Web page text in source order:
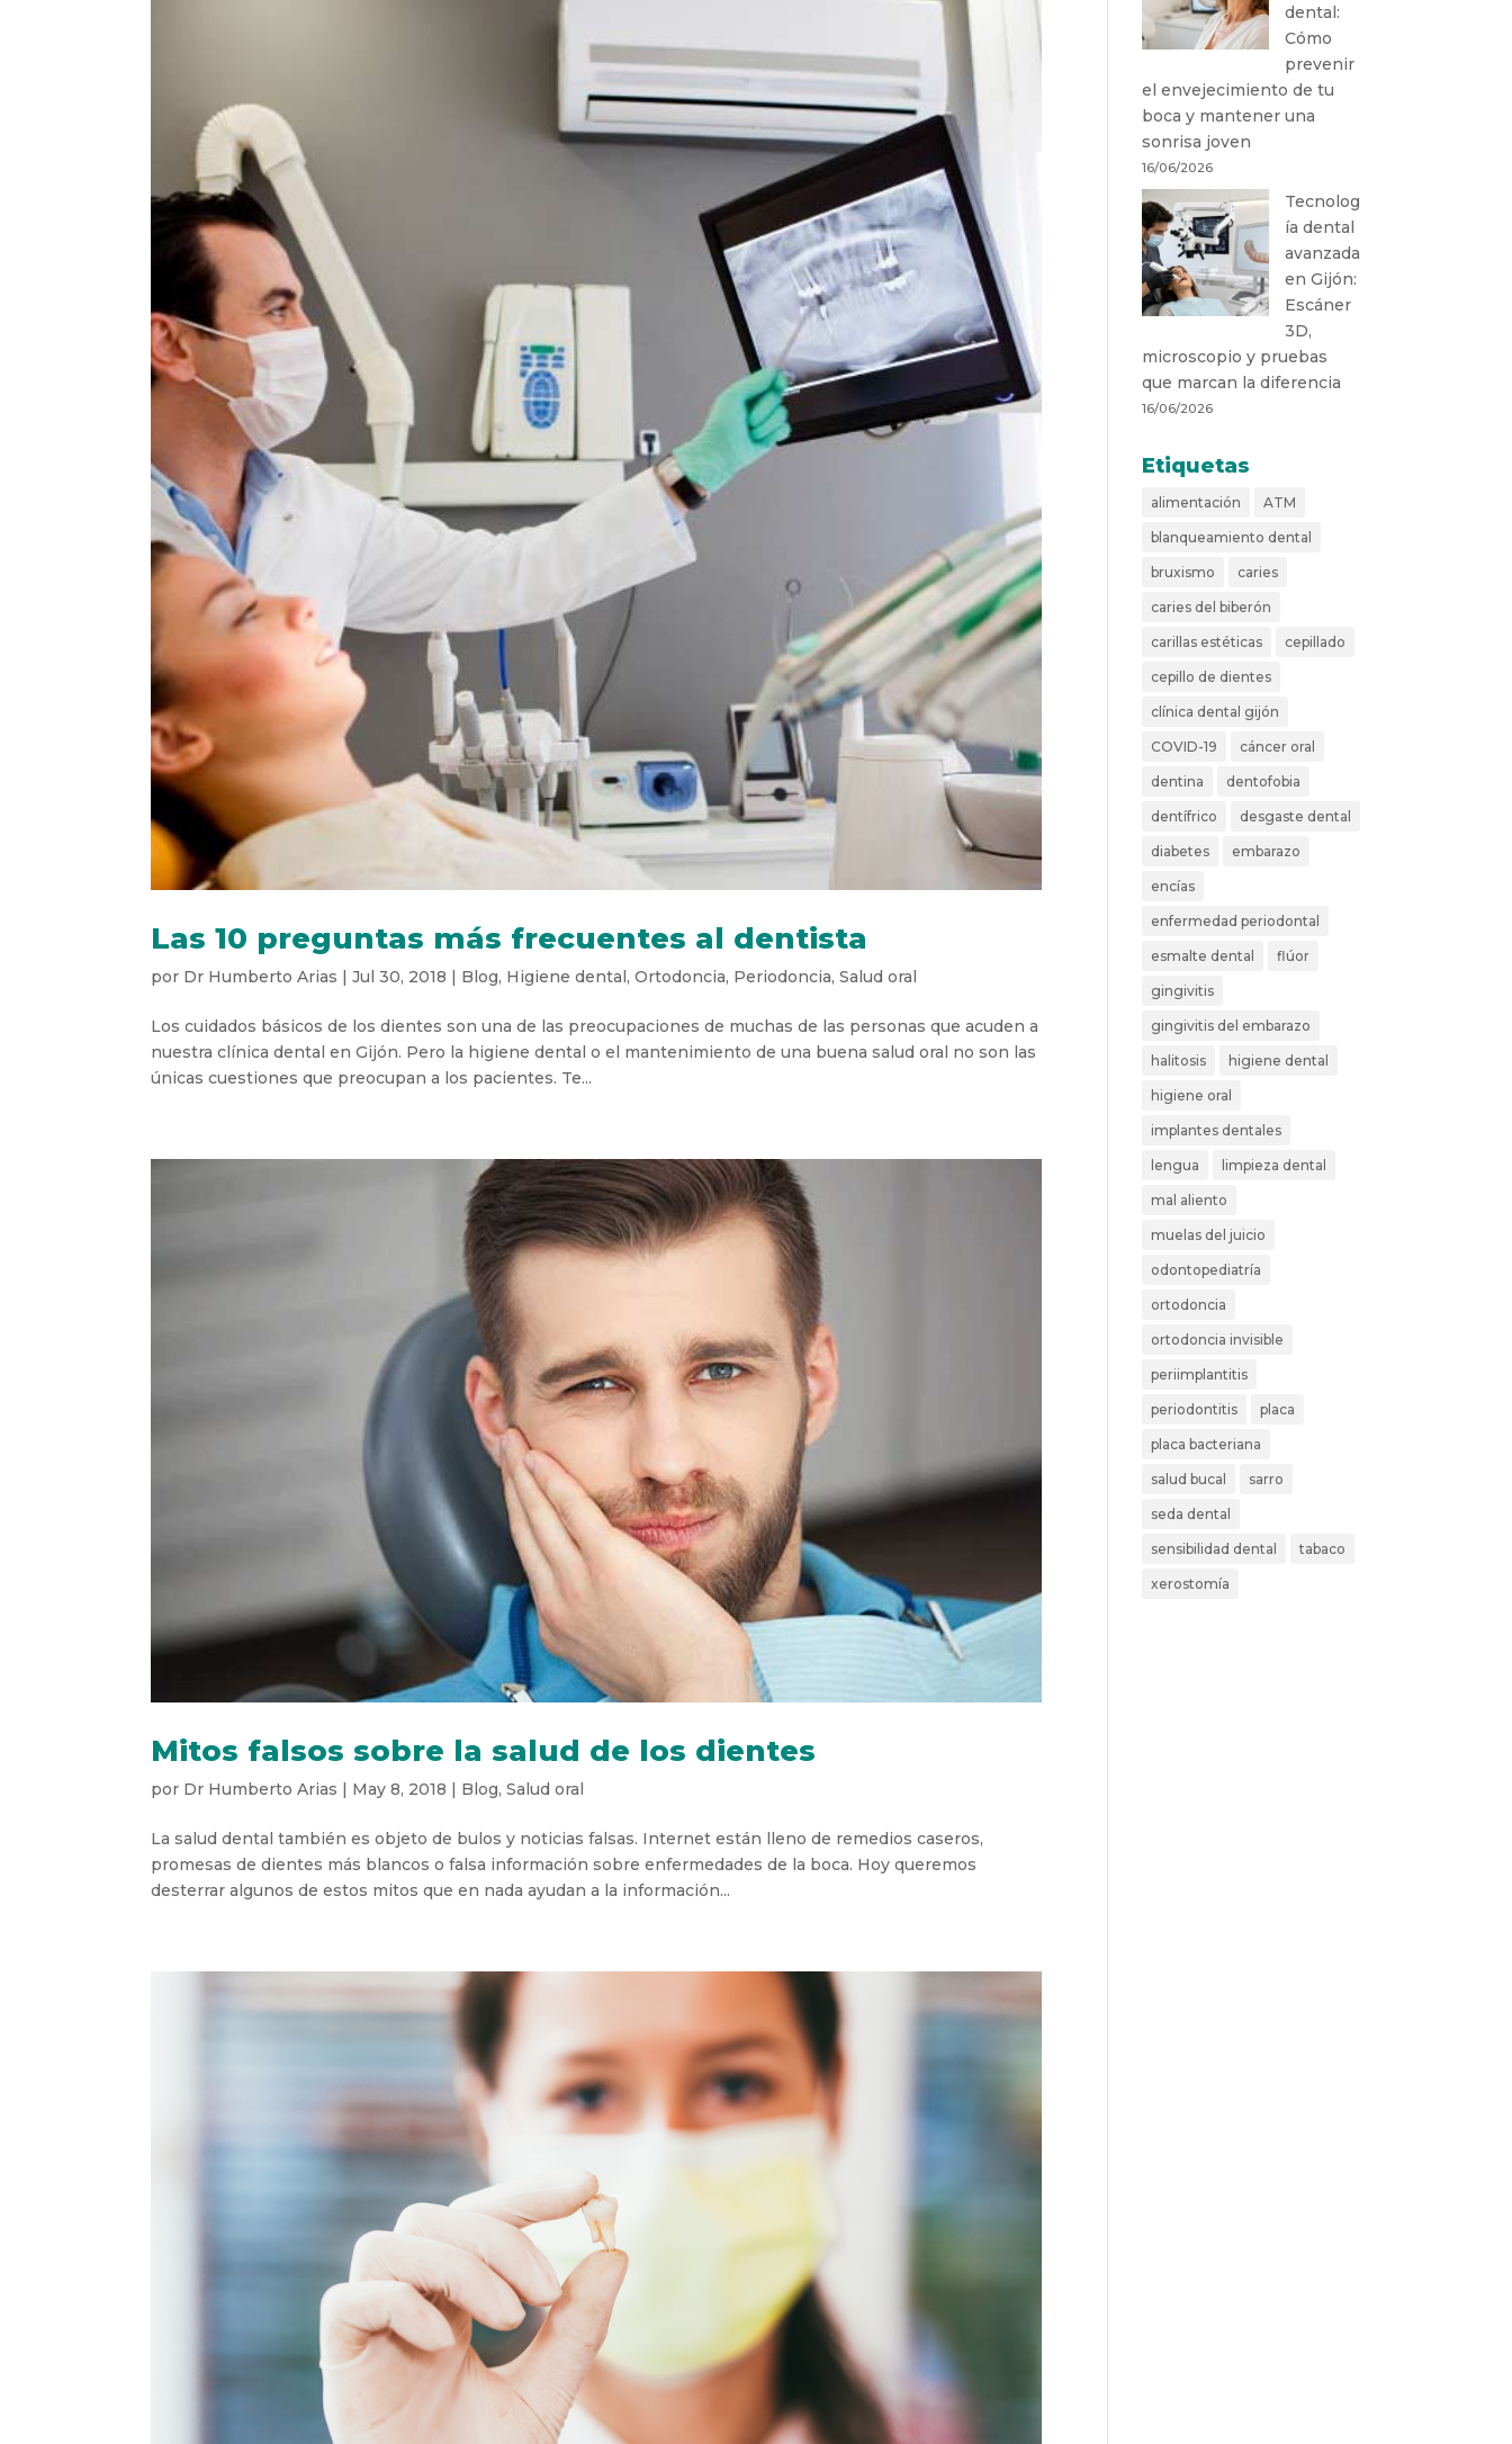
Las 10 preguntas más frecuentes al dentista
por Dr Humberto Arias |Jul 30, 2018 | Blog, Higiene dental,Ortodoncia, Periodoncia,Salud oral
Los cuidados básicos de los dientes son una de las preocupaciones de muchas de las personas que acuden a
nuestra clínica dental en Gijón. Pero la higiene dental o el mantenimiento de una buena salud oral no son las
únicas cuestiones que preocupan a los pacientes. Te...
Mitos falsos sobre la salud de los dientes
por Dr Humberto Arias May 8, 2018 Blog,Salud oral
La salud dental también es objeto de bulos y noticias falsas. Internet están lleno de remedios caseros,
promesas de dientes más blancos o falsa información sobre enfermedades de la boca. Hoy queremos
desterrar algunos de estos mitos que en nada ayudan a la información...
dental:
Cómo
prevenir
el envejecimiento de tu
boca y mantener una
sonrisa joven
16/06/2026
Tecnolog
ía dental
avanzada
en Gijón:
Escáner
3D,
microscopio y pruebas
que marcan la diferencia
16/06/2026
Etiquetas
alimentación ATM
blanqueamiento dental
bruxismo caries
caries del biberón
carillas estéticas cepillado
cepillo de dientes
clínica dental gijón
COVID-19 cáncer oral
dentina dentofobia
dentífrico desgaste dental
diabetes embarazo
encías
enfermedad periodontal
esmalte dental flúor
gingivitis
gingivitis del embarazo
halitosis higiene dental
higiene oral
implantes dentales
lengua limpieza dental
mal aliento
muelas del juicio
odontopediatría
ortodoncia
ortodoncia invisible
periimplantitis
periodontitis placa
placa bacteriana
salud bucal sarro
seda dental
sensibilidad dental tabaco
xerostomía